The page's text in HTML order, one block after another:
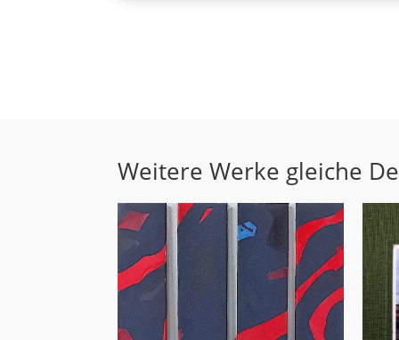
Weitere Werke gleiche